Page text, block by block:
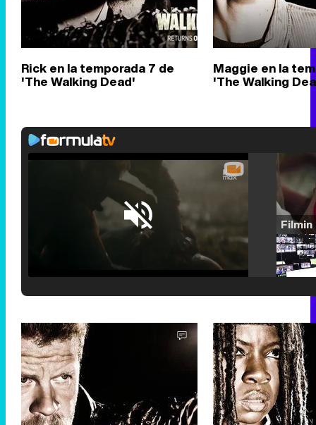
Rick en la temporada 7 de
'The Walking Dead'
Maggie en la
'The Walking